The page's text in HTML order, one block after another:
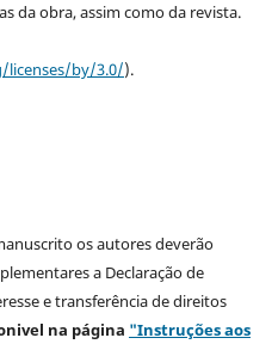
da obra, assim como da revista.
licenses/by/3.0/).
os autores deverão
a Declaração de
e transferência de direitos
na página "Instruções aos